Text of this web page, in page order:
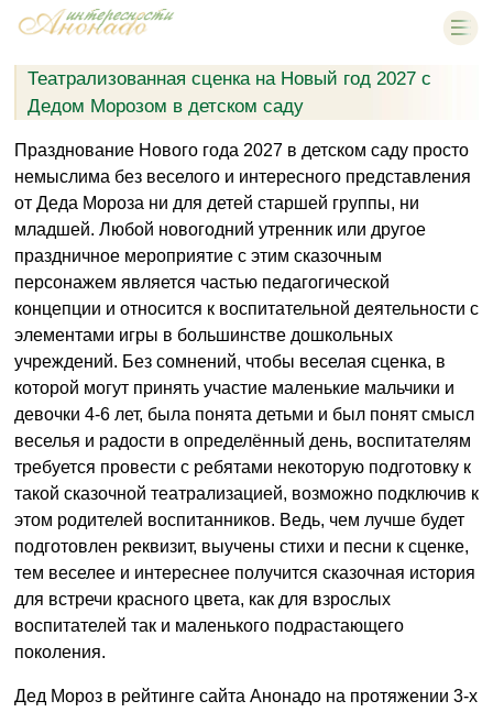
Театрализованная сценка на Новый год 2027 с
Дедом Морозом в детском саду
Празднование Нового года 2027 в детском саду просто
немыслима без веселого и интересного представления
от Деда Мороза ни для детей старшей группы, ни
младшей. Любой новогодний утренник или другое
праздничное мероприятие с этим сказочным
персонажем является частью педагогической
концепции и относится к воспитательной деятельности с
элементами игры в большинстве дошкольных
учреждений. Без сомнений, чтобы веселая сценка, в
которой могут принять участие маленькие мальчики и
девочки 4-6 лет, была понята детьми и был понят смысл
веселья и радости в определённый день, воспитателям
требуется провести с ребятами некоторую подготовку к
такой сказочной театрализацией, возможно подключив к
этом родителей воспитанников. Ведь, чем лучше будет
подготовлен реквизит, выучены стихи и песни к сценке,
тем веселее и интереснее получится сказочная история
для встречи красного цвета, как для взрослых
воспитателей так и маленького подрастающего
поколения.
Дед Мороз в рейтинге сайта Анонадо на протяжении 3-х